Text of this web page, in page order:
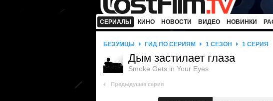
СЕРИАЛЫ КИНО НОВОСТИ ВИДЕО НОВИНКИ
БЕЗУМЦЫ ГИД ПО СЕРИЯМ 1 СЕЗОН 1 СЕРИЯ
Дым застилает глаза
Smoke Gets in Your Eyes
Предыдущая серия